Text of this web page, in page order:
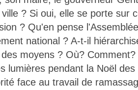
? Si oui, elle se porte sur
? Qu'en pense
national ? A-t-il
moyens ? Où?
lumières pendant la Noël
face au travail de